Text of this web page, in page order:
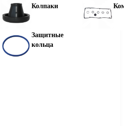
Колпаки
Защитные
кольца